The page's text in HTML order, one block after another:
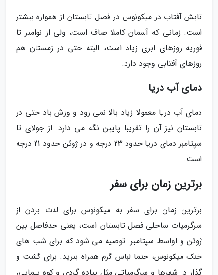
تابش آفتاب در میکونوس در فصل تابستان از همواره بیشتر
است. زمانی که آسمان کاملا صاف است، ولی از نوامبر تا
فوریه روزهای ابری زیاد است، البته حتی در زمستان هم
روزهای آفتابی وجود دارد.
دمای آب دریا
دمای آب دریا معمولا زیاد بالا نمی رود و وزش باد حتی در
تابستان نیز آن را تقریبا پایین نگه می دارد. از جولای تا
سپتامبر دمای دریا حدود 23 درجه و در ژوئن حدود 21 درجه
است.
برترین زمان برای سفر
برترین زمان برای سفر به میکونوس برای لذت بردن از
سرگرمیات ساحلی فصل تابستان است، یعنی حدفاصل بین
ژوئن و اواسط سپتامبر. توصیه می شود که برای شب های
خنک میکونوس، حتما لباس گرم همراه ببرید. برای گشت و
گذار در شهرها و سرگرمیاتی مثل پیاده گردی و کوه پیمایی،